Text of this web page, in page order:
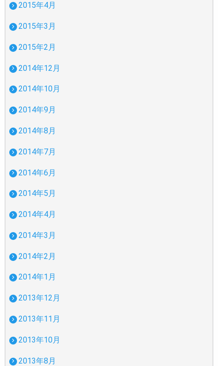
2015年4月
2015年3月
2015年2月
2014年12月
2014年10月
2014年9月
2014年8月
2014年7月
2014年6月
2014年5月
2014年4月
2014年3月
2014年2月
2014年1月
2013年12月
2013年11月
2013年10月
2013年8月